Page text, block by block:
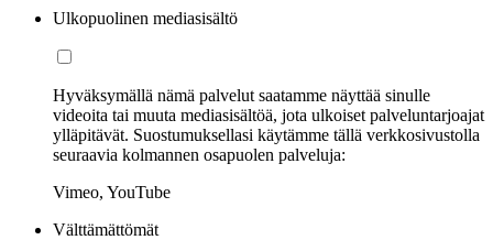
Ulkopuolinen mediasisältö
Hyväksymällä nämä palvelut saatamme näyttää sinulle
videoita tai muuta mediasisältöä, jota ulkoiset palveluntarjoajat
ylläpitävät. Suostumuksellasi käytämme tällä verkkosivustolla
seuraavia kolmannen osapuolen palveluja:
Vimeo, YouTube
Välttämättömät